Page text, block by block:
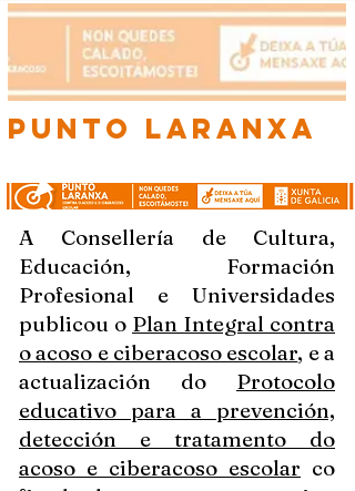
punto laranxa
A Consellería de Cultura,
Educación, Formación
Profesional e Universidades
publicou o Plan Integral contra
o acoso e ciberacoso escolar, e a
actualización do Protocolo
educativo para a prevención,
detección e tratamento do
acoso e ciberacoso escolar co